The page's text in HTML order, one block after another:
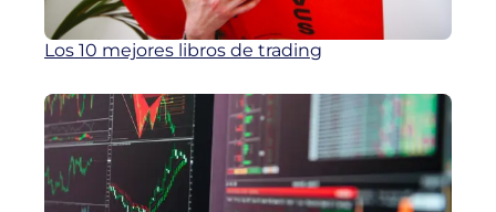
Los 10 mejores libros de trading